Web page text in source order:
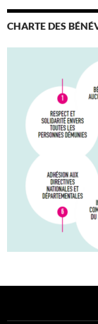
CHARTE DES